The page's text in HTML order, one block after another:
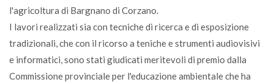
l'agricoltura di Bargnano di Corzano.
I lavori realizzati sia con tecniche di ricerca e di esposizione
tradizionali, che con il ricorso a teniche e strumenti audiovisivi
e informatici, sono stati giudicati meritevoli di premio dalla
Commissione provinciale per l'educazione ambientale che ha